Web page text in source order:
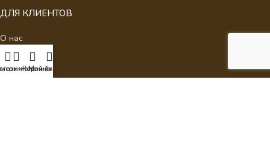
ДЛЯ КЛИЕНТОВ
О нас
Отзывы
Новостижеланий
Корзина
Мой аккаунт